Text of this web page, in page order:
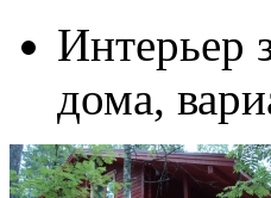
Интерьер
дома,